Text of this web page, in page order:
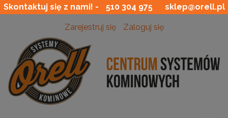
Skontaktuj się z nami! - 510 304 975 sklep@orell.pl
Zarejestruj się Zaloguj się